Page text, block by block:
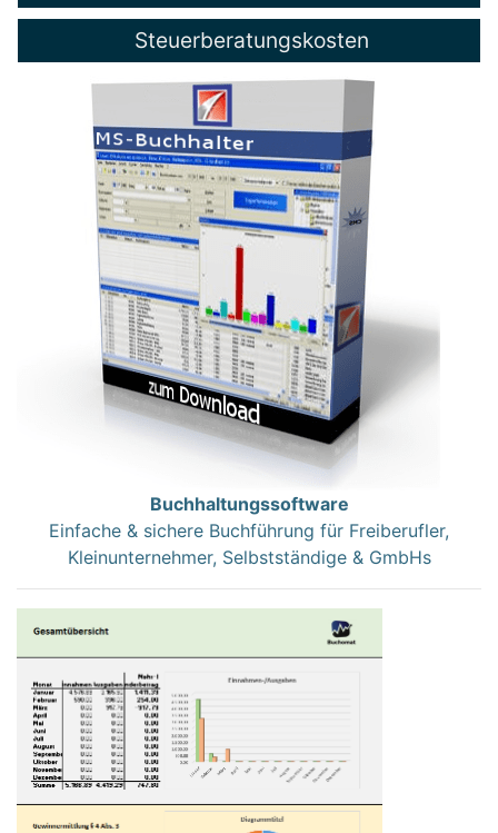
Steuerberatungskosten
Buchhaltungssoftware
Einfache & sichere Buchführung für Freiberufler,
Kleinunternehmer, Selbstständige & GmbHs